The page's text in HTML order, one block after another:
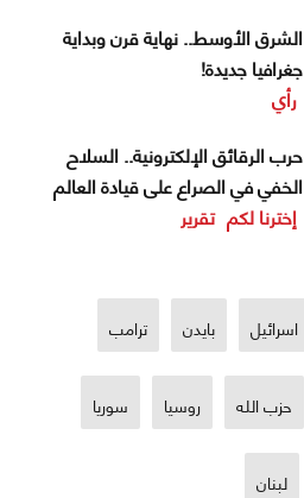
الشرق الأوسط.. نهاية قرن وبداية
جغرافيا جديدة!
رأي
حرب الرقائق الإلكترونية.. السلاح
الخفي في الصراع على قيادة العالم
إخترنا لكم تقرير
اسرائيل بايدن ترامب
حزب الله روسيا سوريا
لبنان